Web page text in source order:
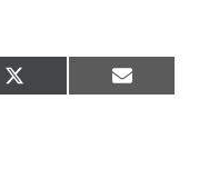
Share
on
Share
on